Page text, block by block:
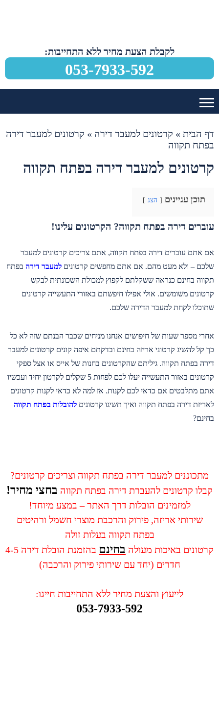
לקבלת הצעת מחיר ללא התחייבות:
053-7933-592
דף הבית » קרטונים למעבר דירה » קרטונים למעבר דירה
בפתח תקווה
קרטונים למעבר דירה בפתח תקווה
תוכן עניינים הצג
עוברים דירה בפתח תקווה? הקרטונים עלינו!
אם אתם עוברים דירה בפתח תקווה, אתם צריכים קרטונים למעבר
שלכם – ולא מעט מהם. אם אתם מחפשים קרטונים למעבר דירה בפתח
תקווה בחינם כנראה ששקלתם לקפוץ למכולת השכונתית לבקש
קרטונים משומשים. אולי אפילו חיפשתם באזורי התעשייה קרטונים
שתוכלו לקחת למעבר הדירה שלכם.
אחרי מספר שעות של חיפושים אנחנו מניחים שכבר הבנתם שזה לא כל
כך קל להשיג קרטוני אריזה בחינם ובדקתם איפה קונים קרטונים למעבר
דירה בפתח תקווה. גיליתם שהקרטונים בחנות של אייס או אצל ספקי
קרטונים באזור התעשייה יעלו לכם לפחות 5 שקלים לקרטון יחיד ועכשיו
אתם מתלבטים אם כדאי לכם לקנות. אז למה לא כדאי לקנות קרטונים
לאריזת דירה בפתח תקווה ואיך תשיגו קרטונים להובלות בפתח תקווה
בחינם?
מתכוננים למעבר דירה בפתח תקווה וצריכים קרטונים?
קבלו קרטונים להעברת דירה בפתח תקווה בחצי מחיר!
למזמינים הובלות דרך האתר – במצע מיוחד!
שירותי אריזה, פירוק והרכבת מוצרי חשמל ורהיטים
בפתח תקווה בעלות זולה
קרטונים באיכות מעולה בחינם
בהזמנת הובלת דירה 4-5
חדרים (יחד עם שירותי פירוק והרכבה)
לייעוץ והצעת מחיר ללא התחייבות חייגו:
053-7933-592